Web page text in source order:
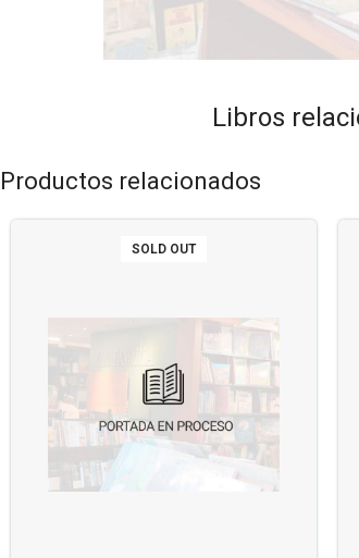
Libros
Productos relacionados
SOLD OUT